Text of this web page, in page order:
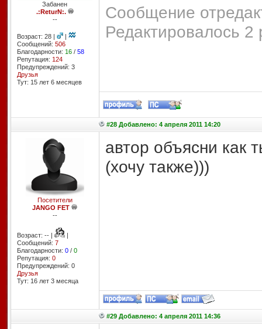
Забанен
.:ReturN:.
--
Возраст: 28 |
|
Сообщений: 506
Благодарности: 16/ 58
Репутация: 124
Предупреждений: 3
Друзья
Тут: 15 лет 6 месяцев
Сообщение
Редактировалось 2
#28 Добавлено: 4 апреля 2011 14:20
Посетители
JANGO FET
--
Возраст: -- |
|
Сообщений: 7
Благодарности: 0/ 0
Репутация: 0
Предупреждений: 0
Друзья
Тут: 16 лет 3 месяцa
автор объясни как
(хочу также)))
#29 Добавлено: 4 апреля 2011 14:36